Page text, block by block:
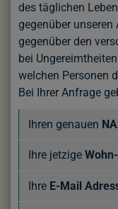
des täglichen
gegenüber
gegenüber den
bei
welchen Personen
Bei Ihrer Anfrage
Ihren genauen
Ihre jetzige
Ihre E-Mail